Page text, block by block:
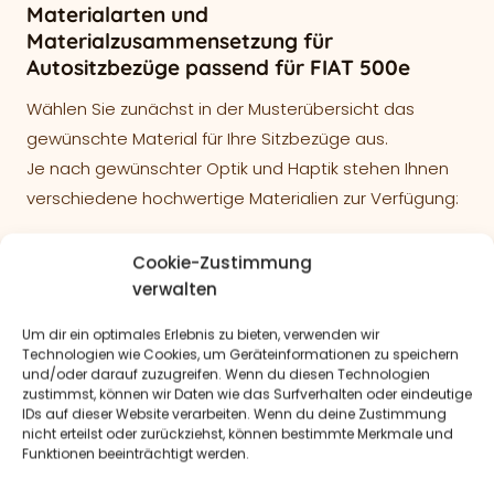
Cookie-Zustimmung
verwalten
Um dir ein optimales Erlebnis zu bieten, verwenden wir
Technologien wie Cookies, um Geräteinformationen zu speichern
und/oder darauf zuzugreifen. Wenn du diesen Technologien
zustimmst, können wir Daten wie das Surfverhalten oder eindeutige
IDs auf dieser Website verarbeiten. Wenn du deine Zustimmung
nicht erteilst oder zurückziehst, können bestimmte Merkmale und
Funktionen beeinträchtigt werden.
Materialarten und
Materialzusammensetzung für
Autositzbezüge passend für FIAT 500e
Wählen Sie zunächst in der Musterübersicht das
gewünschte Material für Ihre Sitzbezüge aus.
Je nach gewünschter Optik und Haptik stehen Ihnen
verschiedene hochwertige Materialien zur Verfügung:
Lederlook – Kunstleder
Oberfläche: 100% Polyurethan
Antarrlook-Wildlederoptik
100% Polyester (PES)
Velour & Textillook